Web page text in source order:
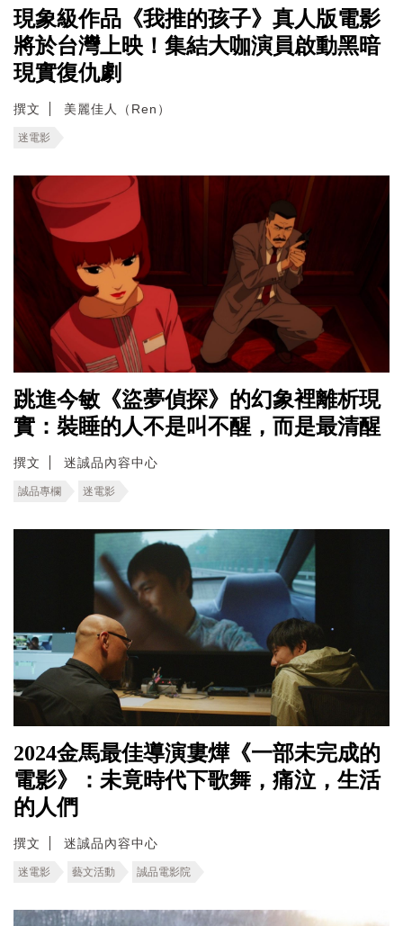
現象級作品《我推的孩子》真人版電影
將於台灣上映！集結大咖演員啟動黑暗
現實復仇劇
撰文 美麗佳人（Ren）
迷電影
跳進今敏《盜夢偵探》的幻象裡離析現
實：裝睡的人不是叫不醒，而是最清醒
撰文 迷誠品內容中心
誠品專欄 迷電影
2024金馬最佳導演婁燁《一部未完成的
電影》：未竟時代下歌舞，痛泣，生活
的人們
撰文 迷誠品內容中心
迷電影 藝文活動 誠品電影院